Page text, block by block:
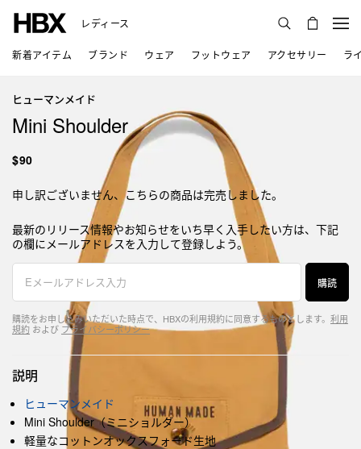
レディース
新着アイテム ブランド ウェア フットウェア アクセサリー ラ
ヒューマンメイド
Mini Shoulder
$90
申し訳ございません、こちらの商品は完売しました。
最新のリリース情報やお知らせをいち早く入手したい方は、下記
の欄にメールアドレスを入力して登録しよう。
購読
購読をお申し込みいただいた時点で、HBXの利用規約に同意するものとします。 利用
規約 および プライバシーポリシー
説明
ヒューマンメイド
Mini Shoulder（ミニショルダー）
軽量なコットンオックスフォード生地